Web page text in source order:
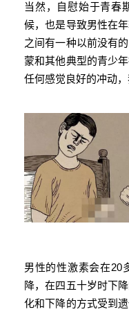
当然，自慰始于青春
候，也是导致男性在
之间有一种以前没有
蒙和其他典型的青少
任何感觉良好的冲动
男性的性激素会在20
降，在四五十岁时下
化和下降的方式受到